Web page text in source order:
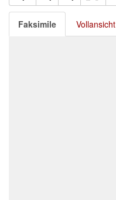
Faksimile Vollansicht